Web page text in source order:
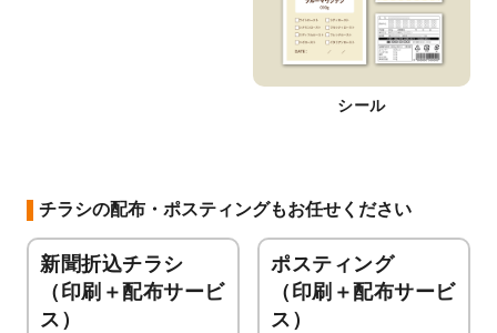
シール
チラシの配布・ポスティングもお任せください
新聞折込チラシ
（印刷＋配布サービ
ス）
ポスティング
（印刷＋配布サービ
ス）